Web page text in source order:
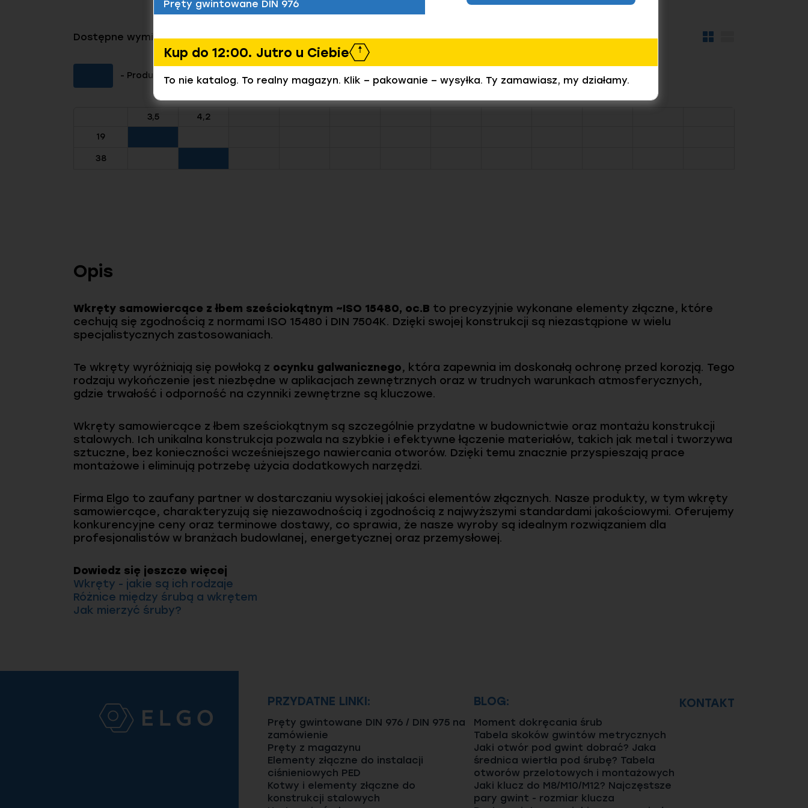
Dostępne wymiary tego produktu
Widok
- Produkt dostępny (Kliknij aby zamówić)
3,5
4,2
19
38
Opis
Wkręty samowiercące z łbem sześciokątnym ~ISO 15480, oc.B to precyzyjnie wykonane elementy złączne, które
cechują się zgodnością z normami ISO 15480 i DIN 7504K. Dzięki swojej konstrukcji są niezastąpione w wielu
specjalistycznych zastosowaniach.
Te wkręty wyróżniają się powłoką z ocynku galwanicznego, która zapewnia im doskonałą ochronę przed korozją. Tego
rodzaju wykończenie jest niezbędne w aplikacjach zewnętrznych oraz w trudnych warunkach atmosferycznych,
gdzie trwałość i odporność na czynniki zewnętrzne są kluczowe.
Wkręty samowiercące z łbem sześciokątnym są szczególnie przydatne w budownictwie oraz montażu konstrukcji
stalowych. Ich unikalna konstrukcja pozwala na szybkie i efektywne łączenie materiałów, takich jak metal i tworzywa
sztuczne, bez konieczności wcześniejszego nawiercania otworów. Dzięki temu znacznie przyspieszają prace
montażowe i eliminują potrzebę użycia dodatkowych narzędzi.
Firma Elgo to zaufany partner w dostarczaniu wysokiej jakości elementów złącznych. Nasze produkty, w tym wkręty
samowiercące, charakteryzują się niezawodnością i zgodnością z najwyższymi standardami jakościowymi. Oferujemy
konkurencyjne ceny oraz terminowe dostawy, co sprawia, że nasze wyroby są idealnym rozwiązaniem dla
profesjonalistów w branżach budowlanej, energetycznej oraz przemysłowej.
Dowiedz się jeszcze więcej
Wkręty - jakie są ich rodzaje
Różnice między śrubą a wkrętem
Jak mierzyć śruby?
PRZYDATNE LINKI:
Pręty gwintowane DIN 976 / DIN 975 na
zamówienie
Pręty z magazynu
Elementy złączne do instalacji
ciśnieniowych PED
Kotwy i elementy złączne do
konstrukcji stalowych
BLOG:
Moment dokręcania śrub
Tabela skoków gwintów metrycznych
Jaki otwór pod gwint dobrać? Jaka
średnica wiertła pod śrubę? Tabela
otworów przelotowych i montażowych
Jaki klucz do M8/M10/M12? Najczęstsze
pary gwint - rozmiar klucza
KONTAKT
Pręty gwintowane DIN 976
Kup do 12:00. Jutro u Ciebie
To nie katalog. To realny magazyn. Klik – pakowanie – wysyłka. Ty zamawiasz, my działamy.